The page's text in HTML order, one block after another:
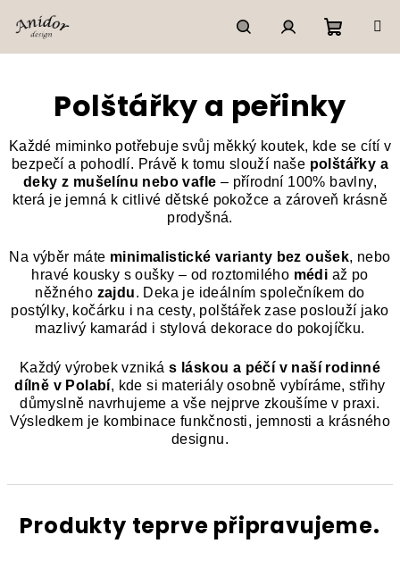
na
HledatPřihlášení
košík
Polštářky a peřinky
Každé miminko potřebuje svůj měkký koutek, kde se cítí v
bezpečí a pohodlí. Právě k tomu slouží naše polštářky a
deky z mušelínu nebo vafle – přírodní 100% bavlny,
která je jemná k citlivé dětské pokožce a zároveň krásně
prodyšná.
Na výběr máte minimalistické varianty bez oušek, nebo
hravé kousky s oušky – od roztomilého médi až po
něžného zajdu. Deka je ideálním společníkem do
postýlky, kočárku i na cesty, polštářek zase poslouží jako
mazlivý kamarád i stylová dekorace do pokojíčku.
Každý výrobek vznikás láskou a péčí v naší rodinné
dílně v Polabí, kde si materiály osobně vybíráme, střihy
důmyslně navrhujeme a vše nejprve zkoušíme v praxi.
Výsledkem je kombinace funkčnosti, jemnosti a krásného
designu.
Produkty teprve připravujeme.